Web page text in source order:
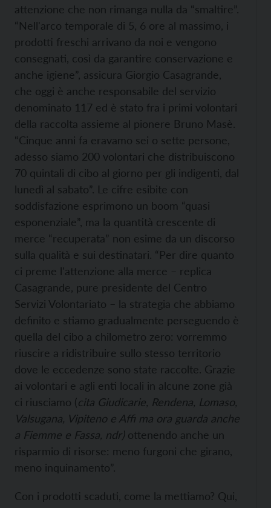
attenzione che non rimanga nulla da “smaltire”.
“Nell'arco temporale di 5, 6 ore al massimo, i
prodotti freschi arrivano da noi e vengono
consegnati, così da garantire conservazione e
anche igiene”, assicura Giorgio Casagrande,
che oggi è anche responsabile del servizio
denominato 117 ed è stato fra i primi volontari
della raccolta assieme al pionere Bruno Masè.
“Cinque anni fa eravamo sei o sette persone,
adesso siamo 200 volontari che distribuiscono
70 quintali di cibo al giorno per gli indigenti, dal
lunedì al sabato”. Le cifre esibite con
soddisfazione esprimono un boom “quasi
esponenziale”, ma la quantità crescente di
merce “recuperata” non esime da un discorso
sulla qualità e sui destinatari. “Per dire quanto
ci preme l'attenzione alla merce – replica
Casagrande, pure presidente del Centro
Servizi Volontariato – la strategia che abbiamo
definito e stiamo gradualmente perseguendo è
quella del cibo a chilometro zero: vorremmo
riuscire a ridistribuire sullo stesso territorio
dove le eccedenze sono state raccolte. Grazie
ai volontari e agli enti locali in alcune zone già
ci riusciamo (cita Giudicarie, Rendena, Lomaso,
Valsugana, Vipiteno e Affi ma ora guarda anche
a Fiemme e Fassa, ndr)ottenendo anche un
risparmio di risorse: meno furgoni che girano,
meno inquinamento”.
Con i prodotti scaduti, come la mettiamo? Qui,